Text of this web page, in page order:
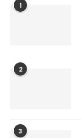
1
2
3